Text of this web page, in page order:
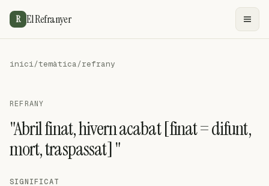
R El Refranyer
inici/temàtica/refrany
REFRANY
"Abril finat, hivern acabat [finat = difunt,
mort, traspassat] "
SIGNIFICAT